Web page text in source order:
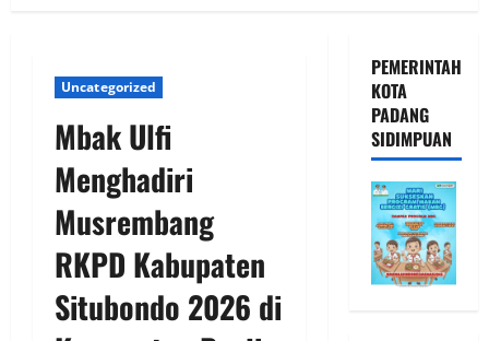
Uncategorized
Mbak Ulfi
Menghadiri
Musrembang
RKPD Kabupaten
Situbondo 2026 di
PEMERINTAH
KOTA
PADANG
SIDIMPUAN